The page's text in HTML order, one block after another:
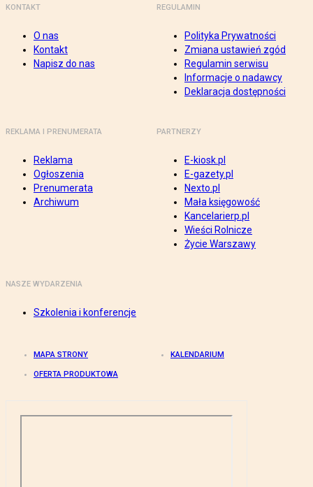
KONTAKT
O nas
Kontakt
Napisz do nas
REGULAMIN
Polityka Prywatności
Zmiana ustawień zgód
Regulamin serwisu
Informacje o nadawcy
Deklaracja dostępności
REKLAMA I PRENUMERATA
Reklama
Ogłoszenia
Prenumerata
Archiwum
PARTNERZY
E-kiosk.pl
E-gazety.pl
Nexto.pl
Mała księgowość
Kancelarierp.pl
Wieści Rolnicze
Życie Warszawy
NASZE WYDARZENIA
Szkolenia i konferencje
MAPA STRONY KALENDARIUM
OFERTA PRODUKTOWA